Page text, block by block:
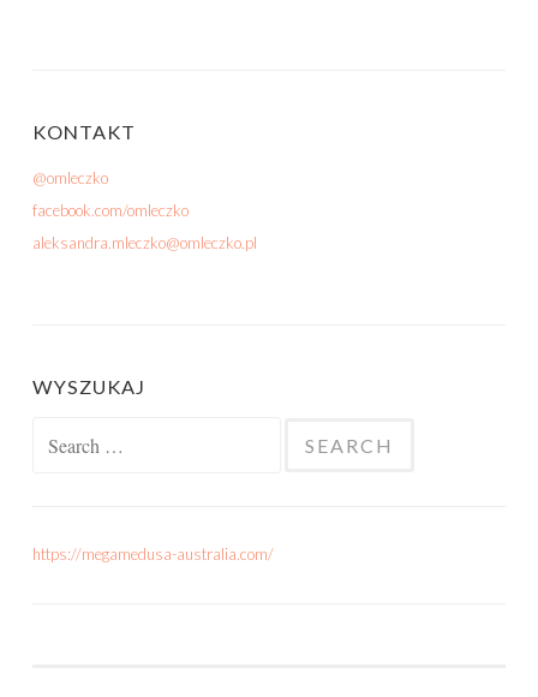
KONTAKT
@omleczko
facebook.com/omleczko
aleksandra.mleczko@omleczko.pl
WYSZUKAJ
https://megamedusa-australia.com/